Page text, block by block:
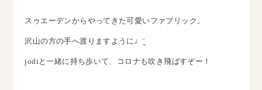
スゥエーデンからやってきた可愛いファブリック。
沢山の方の手へ渡りますように♩¨̮
jodiと一緒に持ち歩いて、コロナも吹き飛ばすぞー！